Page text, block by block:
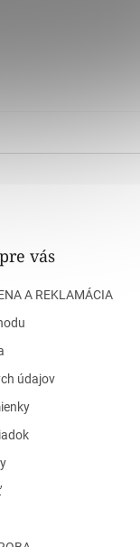
vás
A REKLAMÁCIA
údajov